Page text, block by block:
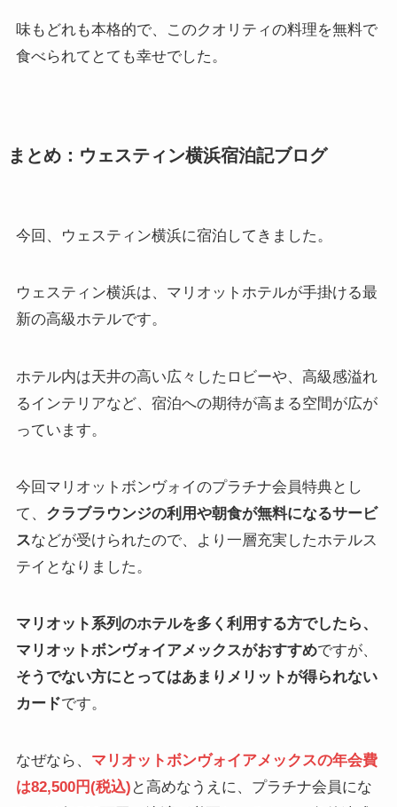
味もどれも本格的で、このクオリティの料理を無料で
食べられてとても幸せでした。
まとめ：ウェスティン横浜宿泊記ブログ
今回、ウェスティン横浜に宿泊してきました。
ウェスティン横浜は、マリオットホテルが手掛ける最
新の高級ホテルです。
ホテル内は天井の高い広々したロビーや、高級感溢れ
るインテリアなど、宿泊への期待が高まる空間が広が
っています。
今回マリオットボンヴォイのプラチナ会員特典とし
て、 クラブラウンジの利用や朝食が無料になるサービ
スなどが受けられたので、より一層充実したホテルス
テイとなりました。
マリオット系列のホテルを多く利用する方でしたら、
マリオットボンヴォイアメックスがおすすめですが、
そうでない方にとってはあまりメリットが得られない
カードです。
なぜなら、 マリオットボンヴォイアメックスの年会費
は82,500円(税込) と高めなうえに、プラチナ会員にな